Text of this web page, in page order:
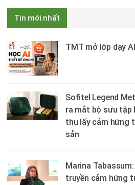
Tin mới nhất
TMT mở lớp dạy
Sofitel Legend
ra mắt bộ sưu tập
thu lấy cảm hứng
sản
Marina
truyền cảm hứng